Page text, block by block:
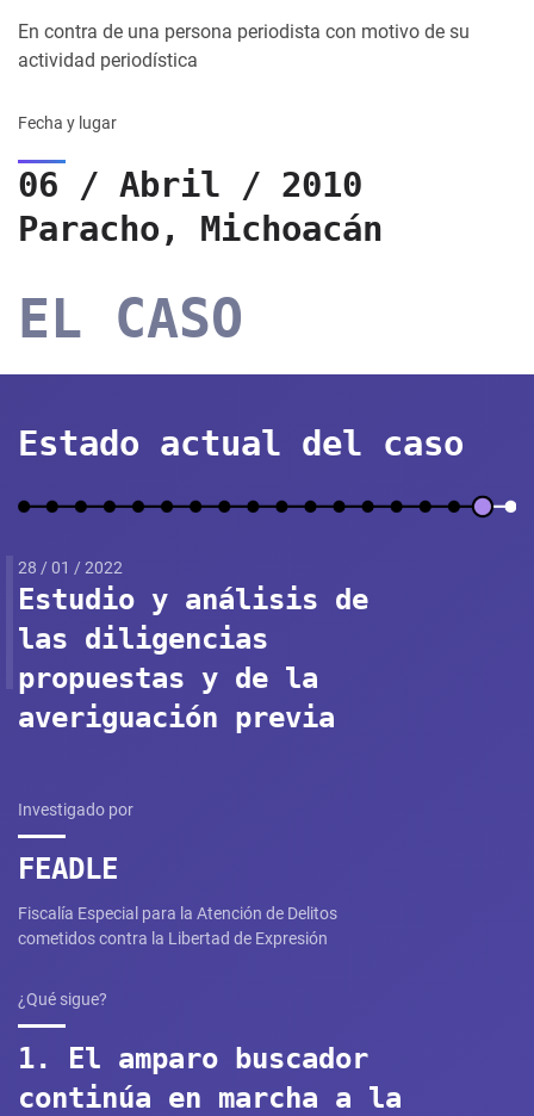
En contra de una persona periodista con motivo de su
actividad periodística
Fecha y lugar
06 / Abril / 2010
Paracho, Michoacán
EL CASO
Estado actual del caso
28 / 01 / 2022
Estudio y análisis de
las diligencias
propuestas y de la
averiguación previa
Investigado por
FEADLE
Fiscalía Especial para la Atención de Delitos
cometidos contra la Libertad de Expresión
¿Qué sigue?
1. El amparo buscador
continúa en marcha a la